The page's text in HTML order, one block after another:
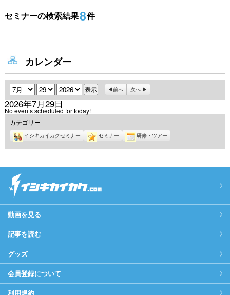
セミナーの検索結果8件
カレンダー
月 日 年 前へ 次へ
2026年7月29日
No events scheduled for today!
カテゴリー
イシキカイカクセミナー セミナー 研修・ツアー
動画を見る
記事を読む
グッズ
会員登録について